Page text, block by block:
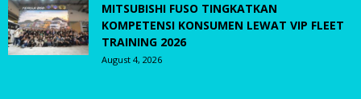
MITSUBISHI FUSO TINGKATKAN
KOMPETENSI KONSUMEN LEWAT VIP FLEET
TRAINING 2026
August 4, 2026